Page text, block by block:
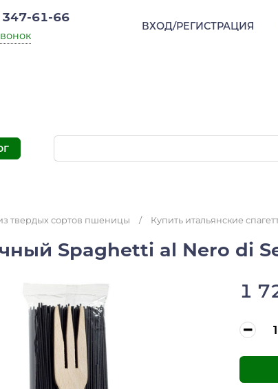
347-61-66
ВХОД/РЕГИСТРАЦИЯ
твердых сортов пшеницы / Купить итальянские
Spaghetti al Nero di
1